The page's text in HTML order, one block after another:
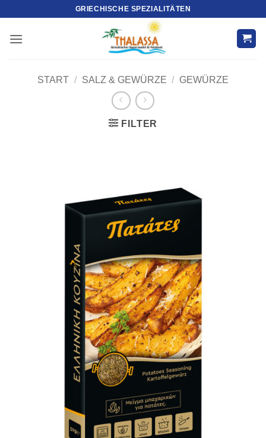
springen
GRIECHISCHE SPEZIALITÄTEN
START / SALZ & GEWÜRZE / GEWÜRZE
FILTER